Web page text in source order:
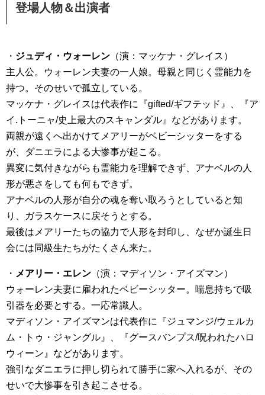
登場人物＆出演者
・ ジュディ・ウォーレン （演：マッケナ・グレイス）
主人公。ウォーレン夫妻の一人娘。母親と同じく霊能力を
持つ。そのせいで孤立している。
マッケナ・グレイスは代表作に『gifted/ギフテッド』、『ア
イ.トーニャ/史上最大のスキャンダル』などがあります。
両親が遠くへ出かけてメアリーがベビーシッターをする
が、ダニエラによる大惨事が起こる。
異変に気付きながらも霊能力を理解できず、アナベルの人
形が悪さをしても何もできず。
アナベルの人形が自分の魂を奪い取ろうとしていると知
り、ガラスケースに戻そうとする。
最後はメアリーたちの協力で人形を封印し、なぜか誕生日
会には同級生たちがたくさん来た。
・ メアリー・エレン （演：マディソン・アイズマン）
ウォーレン夫妻に雇われたベビーシッター。喘息持ちで吸
引器を必要とする。一応常識人。
マディソン・アイズマンは代表作に『ジュマンジ/ウェルカ
ム・トゥ・ジャングル』、『グースバンプス/呪われたハロ
ウィーン』などがあります。
強引なダニエラに押し切られて勝手に家へ入れるが、その
せいで大惨事を引き起こさせる。